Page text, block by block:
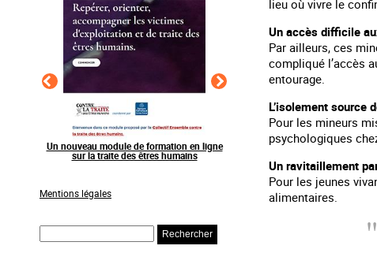
Raising awareness on the sidelines of major
sporting events
Agir contre l’exploitation en
Mentions légales
lieu où vivre le
Un accès difficile
Par ailleurs, ces
compliqué l’accès
entourage.
L’isolement source
Pour les mineurs
psychologiques
Un ravitaillement
Pour les jeunes
alimentaires.